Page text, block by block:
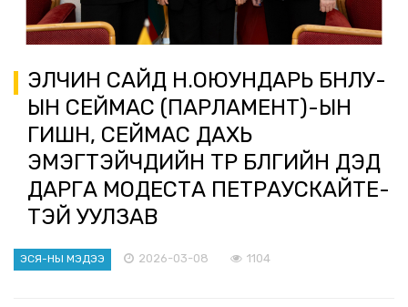
ЭЛЧИН САЙД Н.ОЮУНДАРЬ БНЛУ-
ЫН СЕЙМАС (ПАРЛАМЕНТ)-ЫН
ГИШҮҮН, СЕЙМАС ДАХЬ
ЭМЭГТЭЙЧҮҮДИЙН ТҮР БҮЛГИЙН ДЭД
ДАРГА МОДЕСТА ПЕТРАУСКАЙТЕ-
ТЭЙ УУЛЗАВ
ЭСЯ-НЫ МЭДЭЭ 2026-03-08 1104